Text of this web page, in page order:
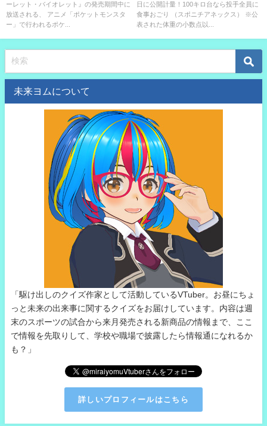
る、 アニメ「ポケットモンスタ
ー」で行われるポケモンリーグ
ーレット・バイオレット』の発売期間中に
放送される、 アニメ「ポケットモンスタ
ー」で行われるポケ...
コーチ。 当日の彼の体重は？
日に公開計量！100キロ台なら投手全員に
食事おごり （スポニチアネックス） ※公
表された体重の小数点以...
未来ヨムについて
「駆け出しのクイズ作家として活動しているVTuber。お昼にちょ
っと未来の出来事に関するクイズをお届けしています。内容は週
末のスポーツの試合から来月発売される新商品の情報まで、ここ
で情報を先取りして、学校や職場で披露したら情報通になれるか
も？」
詳しいプロフィールはこちら